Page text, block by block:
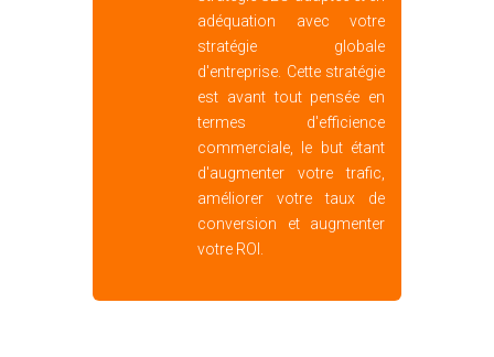
Application de
nos
préconisations